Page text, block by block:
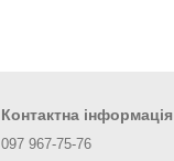
Контактна інформація
097 967-75-76